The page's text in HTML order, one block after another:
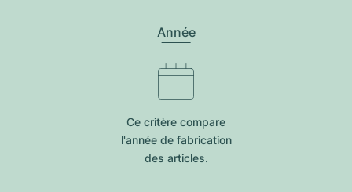
Année
Ce critère compare
l'année de fabrication
des articles.